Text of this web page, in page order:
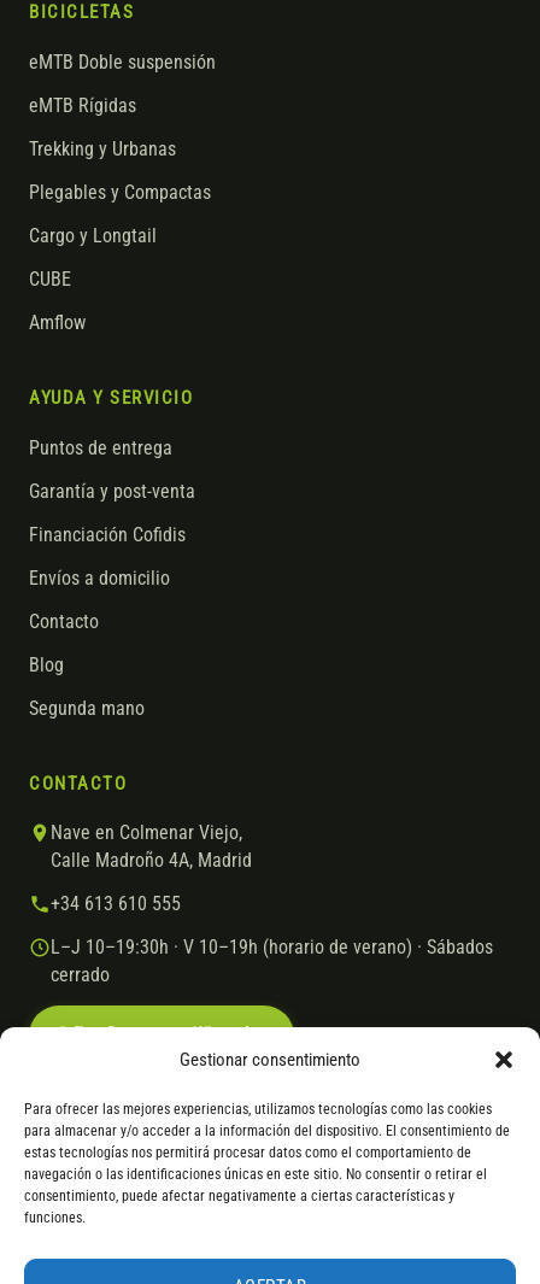
Gestionar consentimiento
Para ofrecer las mejores experiencias, utilizamos tecnologías como las cookies
para almacenar y/o acceder a la información del dispositivo. El consentimiento de
estas tecnologías nos permitirá procesar datos como el comportamiento de
navegación o las identificaciones únicas en este sitio. No consentir o retirar el
consentimiento, puede afectar negativamente a ciertas características y
funciones.
BICICLETAS
eMTB Doble suspensión
eMTB Rígidas
Trekking y Urbanas
Plegables y Compactas
Cargo y Longtail
CUBE
Amflow
AYUDA Y SERVICIO
Puntos de entrega
Garantía y post-venta
Financiación Cofidis
Envíos a domicilio
Contacto
Blog
Segunda mano
CONTACTO
Nave en Colmenar Viejo,
Calle Madroño 4A, Madrid
+34 613 610 555
L–J 10–19:30h · V 10–19h (horario de verano) · Sábados
cerrado
© 2026 Ebike.esAviso legal Política de cookies
VISA Mastercard Transferencia Cofidis
* Financiación instantánea con Cofidis hasta 6.000 € sin intereses.